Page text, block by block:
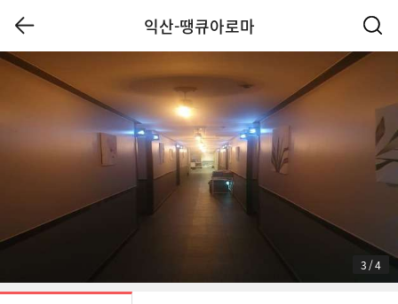
익산-땡큐아로마
3 /4